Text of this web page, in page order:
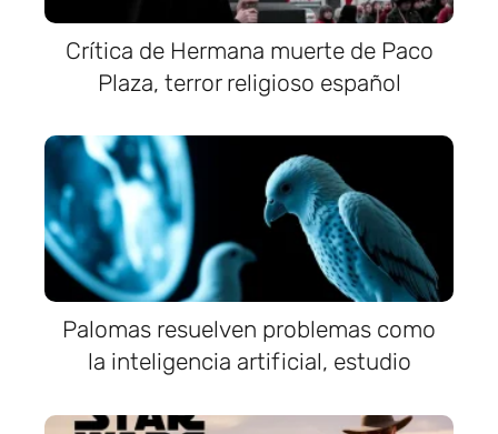
Crítica de Hermana muerte de Paco
Plaza, terror religioso español
Palomas resuelven problemas como
la inteligencia artificial, estudio